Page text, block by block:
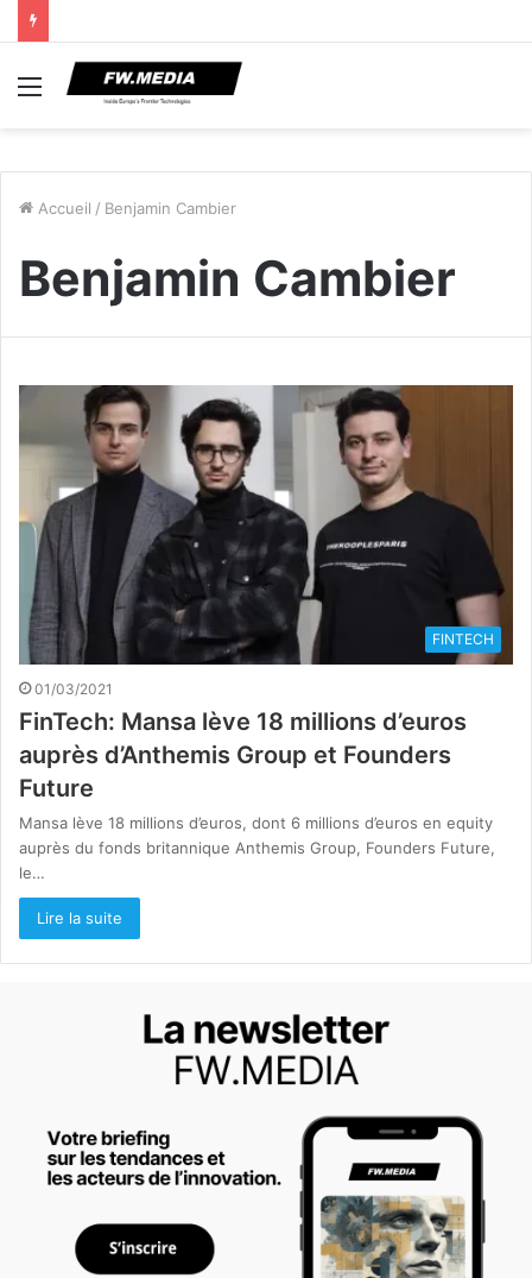
Menu
Accueil / Benjamin Cambier
Benjamin Cambier
FINTECH
01/03/2021
FinTech: Mansa lève 18 millions d’euros
auprès d’Anthemis Group et Founders
Future
Mansa lève 18 millions d’euros, dont 6 millions d’euros en equity
auprès du fonds britannique Anthemis Group, Founders Future,
le…
Lire la suite